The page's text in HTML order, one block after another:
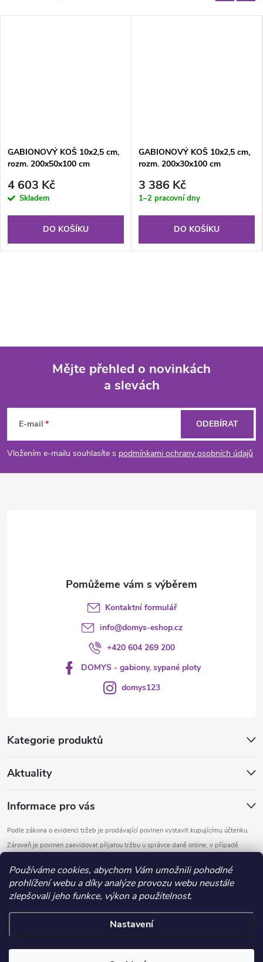
Používáme cookies, abychom Vám umožnili pohodlné
prohlížení webu a díky analýze provozu webu neustále
zlepšovali jeho funkce, výkon a použitelnost.
Nastavení
GABIONOVÝ KOŠ 10x2,5 cm,
rozm. 200x50x100 cm
4 603 Kč
Skladem
DO KOŠÍKU
GABIONOVÝ KOŠ 10x2,5 cm,
rozm. 200x30x100 cm
3 386 Kč
1–2 pracovní dny
DO KOŠÍKU
p
Mějte přehled o novinkách
a slevách
E-mail
Vložením e-mailu souhlasíte s podmínkami ochrany osobních údajů
ODEBÍRAT
Kategorie produktů
Aktuality
Informace pro vás
Podle zákona o evidenci tržeb je prodávající povinen vystavit kupujícímu účtenku.
Zároveň je povinen zaevidovat přijatou tržbu u správce daně online; v případě
Kontaktní formulář
info@domys-eshop.cz
+420 604 269 200
DOMYS - gabiony, sypané ploty
domys123
Vytvořil Shoptet
Copyright 2026DOMYS. Všechna práva vyhrazena.